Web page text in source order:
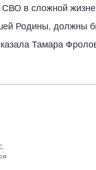
СВО в сложной
Родины, должны
Тамара